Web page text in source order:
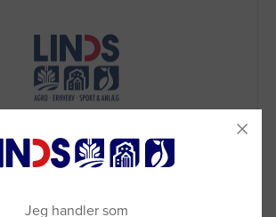
Jeg handler som